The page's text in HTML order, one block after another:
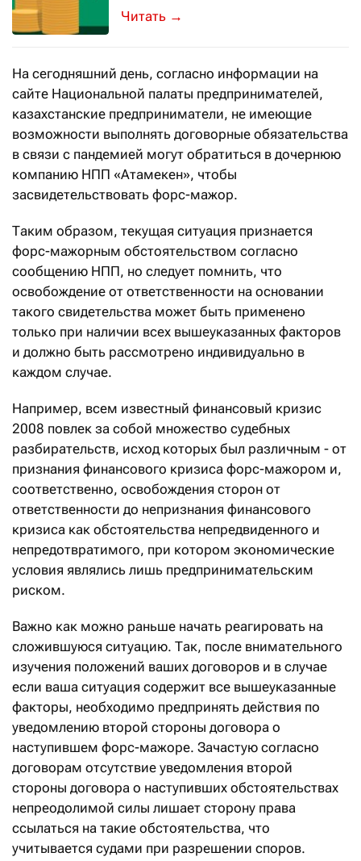
→
На сегодняшний день, согласно информации на
сайте Национальной палаты предпринимателей,
казахстанские предприниматели, не имеющие
возможности выполнять договорные обязательства
в связи с пандемией могут обратиться в дочернюю
компанию НПП «Атамекен», чтобы
засвидетельствовать форс-мажор.
Таким образом, текущая ситуация признается
форс-мажорным обстоятельством согласно
сообщению НПП, но следует помнить, что
освобождение от ответственности на основании
такого свидетельства может быть применено
только при наличии всех вышеуказанных факторов
и должно быть рассмотрено индивидуально в
каждом случае.
Например, всем известный финансовый кризис
2008 повлек за собой множество судебных
разбирательств, исход которых был различным - от
признания финансового кризиса форс-мажором и,
соответственно, освобождения сторон от
ответственности до непризнания финансового
кризиса как обстоятельства непредвиденного и
непредотвратимого, при котором экономические
условия являлись лишь предпринимательским
риском.
Важно как можно раньше начать реагировать на
сложившуюся ситуацию. Так, после внимательного
изучения положений ваших договоров и в случае
если ваша ситуация содержит все вышеуказанные
факторы, необходимо предпринять действия по
уведомлению второй стороны договора о
наступившем форс-мажоре. Зачастую согласно
договорам отсутствие уведомления второй
стороны договора о наступивших обстоятельствах
непреодолимой силы лишает сторону права
ссылаться на такие обстоятельства, что
учитывается судами при разрешении споров.